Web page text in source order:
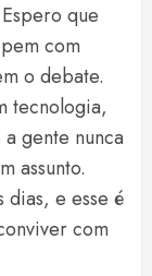
que
com
o debate.
tecnologia,
gente nunca
assunto.
dias, e esse é
com